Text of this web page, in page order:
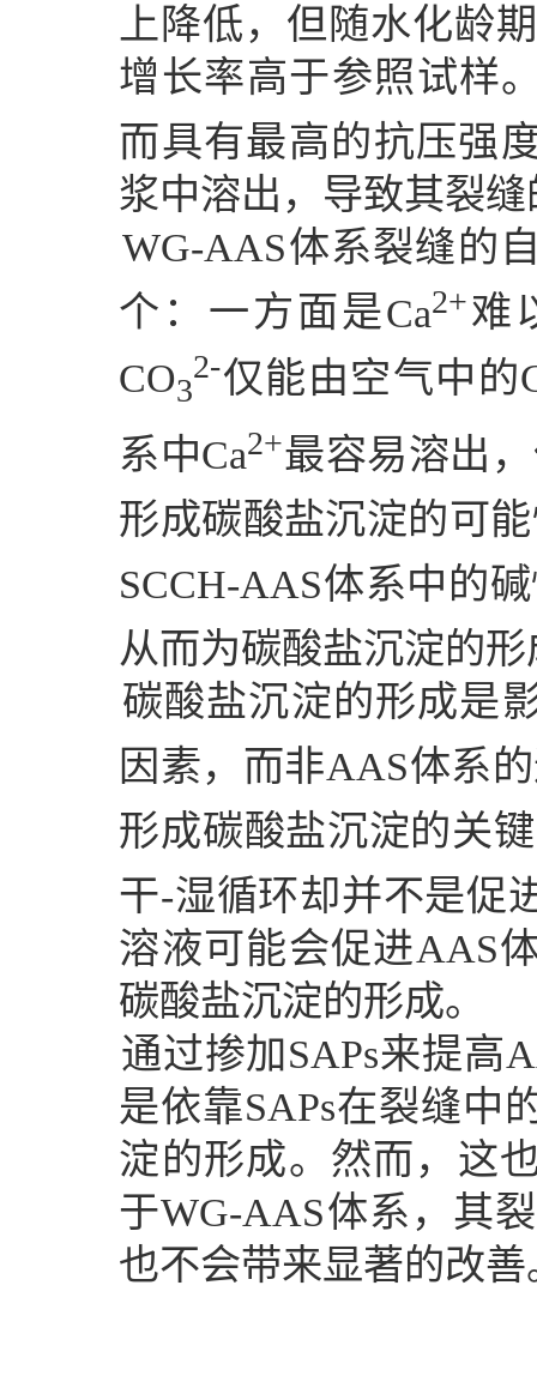
上降低，但随水化龄
增长率高于参照试样
而具有最高的抗压强
浆中溶出，导致其裂
WG-AAS体系裂缝的
个：一方面是Ca2+难
CO3
2-仅能由空气中的
系中Ca2+最容易溶出，
形成碳酸盐沉淀的可
SCCH-AAS体系中的
从而为碳酸盐沉淀的
碳酸盐沉淀的形成是
因素，而非AAS体系
形成碳酸盐沉淀的关
干-湿循环却并不是促
溶液可能会促进AAS
碳酸盐沉淀的形成。
通过掺加SAPs来提高
是依靠SAPs在裂缝中
淀的形成。然而，这
于WG-AAS体系，其
也不会带来显著的改善